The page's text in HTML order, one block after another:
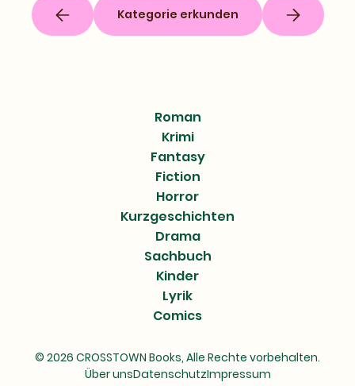
Kategorie erkunden
Roman
Krimi
Fantasy
Fiction
Horror
Kurzgeschichten
Drama
Sachbuch
Kinder
Lyrik
Comics
© 2026 CROSSTOWN Books, Alle Rechte vorbehalten.
Über unsDatenschutzImpressum